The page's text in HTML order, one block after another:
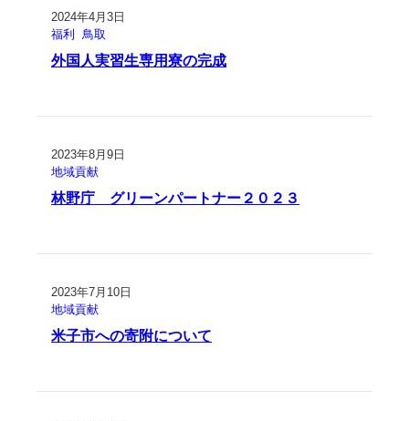
2024年4月3日
福利
鳥取
外国人実習生専用寮の完成
2023年8月9日
地域貢献
林野庁 グリーンパートナー２０２３
2023年7月10日
地域貢献
米子市への寄附について